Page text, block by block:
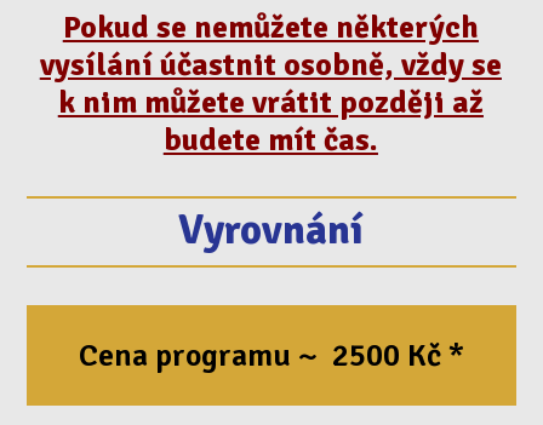
Pokud se nemůžete některých
vysílání účastnit osobně, vždy se
k nim můžete vrátit později až
budete mít čas.
Vyrovnání
Cena programu ~ 2500 Kč *